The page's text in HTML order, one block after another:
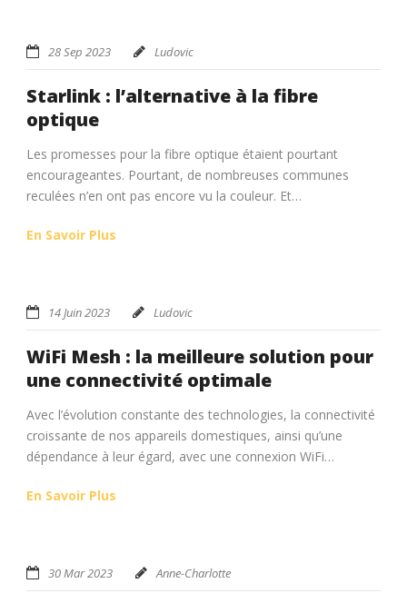
28 Sep 2023 Ludovic
Starlink : l’alternative à la fibre
optique
Les promesses pour la fibre optique étaient pourtant
encourageantes. Pourtant, de nombreuses communes
reculées n’en ont pas encore vu la couleur. Et…
En Savoir Plus
14 Juin 2023 Ludovic
WiFi Mesh : la meilleure solution pour
une connectivité optimale
Avec l’évolution constante des technologies, la connectivité
croissante de nos appareils domestiques, ainsi qu’une
dépendance à leur égard, avec une connexion WiFi…
En Savoir Plus
30 Mar 2023 Anne-Charlotte